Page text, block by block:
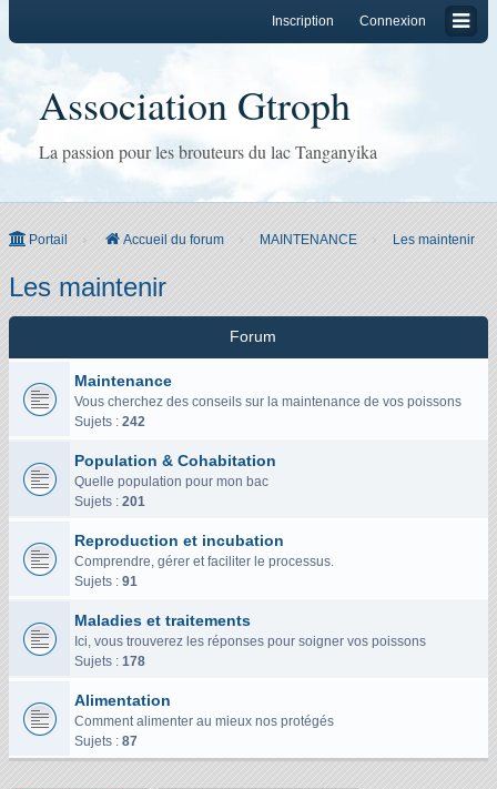
Connexion
Inscription
Association Gtroph
La passion pour les brouteurs du lac Tanganyika
Portail Accueil du forum MAINTENANCE Les maintenir
Les maintenir
Forum
Maintenance
Vous cherchez des conseils sur la maintenance de vos poissons
Sujets : 242
Population & Cohabitation
Quelle population pour mon bac
Sujets : 201
Reproduction et incubation
Comprendre, gérer et faciliter le processus.
Sujets : 91
Maladies et traitements
Ici, vous trouverez les réponses pour soigner vos poissons
Sujets : 178
Alimentation
Comment alimenter au mieux nos protégés
Sujets : 87